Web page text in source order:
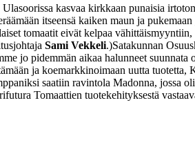
kasvaa kirkkaan punaisia
itseensä kaiken maun ja
tomaatit eivät kelpaa
Sami Vekkeli.)Satakunnan
jo pidemmän aikaa halunneet
ja koemarkkinoimaan uutta tuotetta,
saatiin ravintola Madonna, jossa
Tomaattien tuotekehityksestä